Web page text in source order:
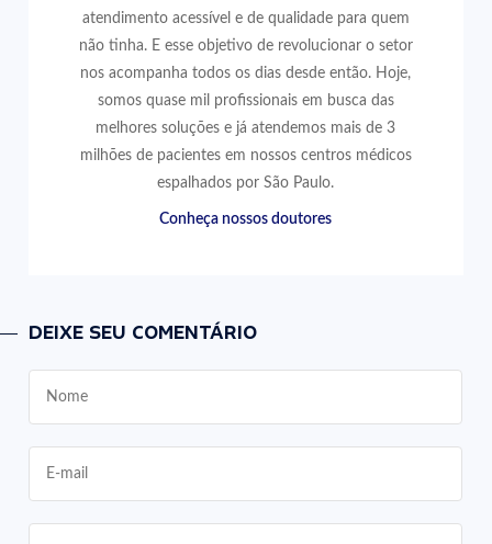
atendimento acessível e de qualidade para quem
não tinha. E esse objetivo de revolucionar o setor
nos acompanha todos os dias desde então. Hoje,
somos quase mil profissionais em busca das
melhores soluções e já atendemos mais de 3
milhões de pacientes em nossos centros médicos
espalhados por São Paulo.
Conheça nossos doutores
DEIXE SEU COMENTÁRIO